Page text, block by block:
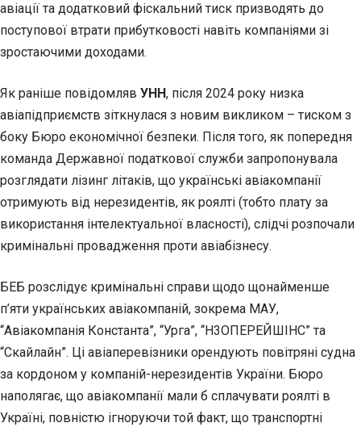
авіації та додатковий фіскальний тиск призводять до
поступової втрати прибутковості навіть компаніями зі
зростаючими доходами.
Як раніше повідомляв УНН, після 2024 року низка
авіапідприємств зіткнулася з новим викликом – тиском з
боку Бюро економічної безпеки. Після того, як попередня
команда Державної податкової служби запропонувала
розглядати лізинг літаків, що українські авіакомпанії
отримують від нерезидентів, як роялті (тобто плату за
використання інтелектуальної власності), слідчі розпочали
кримінальні провадження проти авіабізнесу.
БЕБ розслідує кримінальні справи щодо щонайменше
п’яти українських авіакомпаній, зокрема МАУ,
“Авіакомпанія Константа”, “Урга”, “Н3ОПЕРЕЙШІНС” та
“Скайлайн”. Ці авіаперевізники орендують повітряні судна
за кордоном у компаній-нерезидентів України. Бюро
наполягає, що авіакомпанії мали б сплачувати роялті в
Україні, повністю ігноруючи той факт, що транспортні